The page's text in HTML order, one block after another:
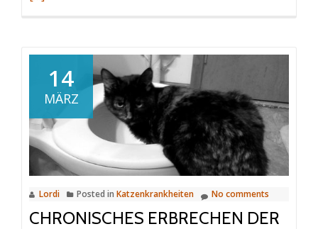
Sie
wissen
sollten
14
MÄRZ
Lordi Posted in Katzenkrankheiten No comments
CHRONISCHES ERBRECHEN DER